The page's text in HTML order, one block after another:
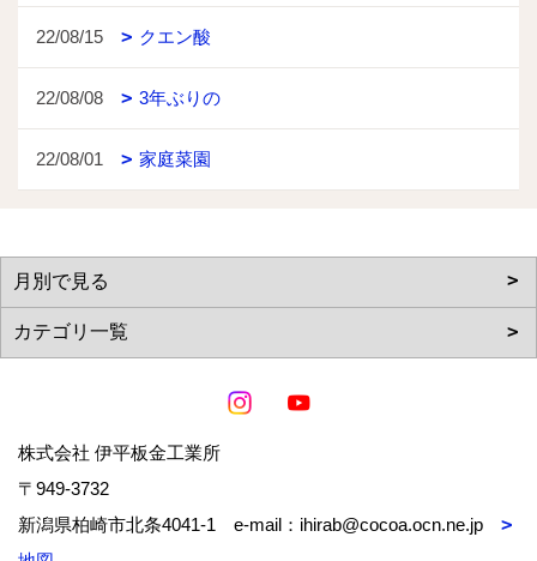
22/08/15 クエン酸
22/08/08 3年ぶりの
22/08/01 家庭菜園
株式会社 伊平板金工業所
〒949-3732
新潟県柏崎市北条4041-1 e-mail：ihirab@cocoa.ocn.ne.jp